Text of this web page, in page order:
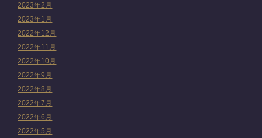
2023年2月
2023年1月
2022年12月
2022年11月
2022年10月
2022年9月
2022年8月
2022年7月
2022年6月
2022年5月